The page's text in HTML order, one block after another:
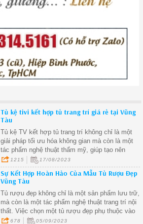
Tủ kệ tivi kết hợp tủ trang trí giá rẻ tại Vũng
Tàu
Tủ kệ TV kết hợp tủ trang trí không chỉ là một
giải pháp tối ưu hóa không gian mà còn là một
tác phẩm nghệ thuật thẩm mỹ, giúp tạo nên
không gian sống ấn tượng và cá tính.
1215 17/08/2023
Sự Kết Hợp Hoàn Hảo Của Mẫu Tủ Rượu Đẹp
Vũng Tàu
Tủ rượu đẹp không chỉ là một sản phẩm lưu trữ,
mà còn là một tác phẩm nghệ thuật trang trí nội
thất. Việc chọn một tủ rượu đẹp phụ thuộc vào
nhu cầu của bạn về lưu trữ và phong cách trang
678 05/09/2023